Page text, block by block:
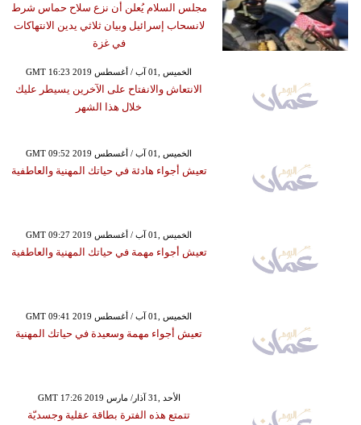
مجلس السلام يُعلن أن نزع سلاح حماس شرط
لانسحاب إسرائيل وبيان ثلاثي يدين الانتهاكات
في غزة
GMT 16:23 2019 الخميس ,01 آب / أغسطس
الانتعاش والانفتاح على الآخرين يسيطر عليك
خلال هذا الشهر
GMT 09:52 2019 الخميس ,01 آب / أغسطس
تعيش أجواء هادئة في حياتك المهنية والعاطفية
GMT 09:27 2019 الخميس ,01 آب / أغسطس
تعيش أجواء مهمة في حياتك المهنية والعاطفية
GMT 09:41 2019 الخميس ,01 آب / أغسطس
تعيش أجواء مهمة وسعيدة في حياتك المهنية
GMT 17:26 2019 الأحد ,31 آذار/ مارس
تتمتع هذه الفترة بطاقة عقلية وجسديّة